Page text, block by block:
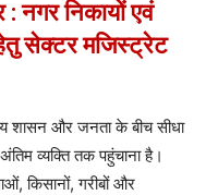
नगर निकायों एवं
सेक्टर मजिस्ट्रेट
शासन और जनता के बीच सीधा
व्यक्ति तक पहुंचाना है।
किसानों, गरीबों और